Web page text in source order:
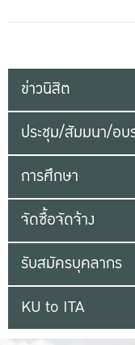
ข่าวนิสิต
ประชุม/สัมมนา/อบ
การศึกษา
จัดซื้อจัดจ้าง
รับสมัครบุคลากร
KU to ITA